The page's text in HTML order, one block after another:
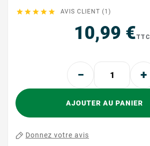
     AVIS CLIENT (1)
10,99 €TTC
AJOUTER AU PANIER
Donnez votre avis